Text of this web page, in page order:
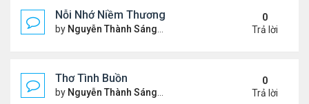
Nỗi Nhớ Niềm Thương Dưới Nắng Tà
by Nguyễn Thành Sáng Thứ 7 Tháng 11 11, 2023 9:48
0
Trả lời
Thơ Tình Buồn
by Nguyễn Thành Sáng Thứ 7 Tháng 11 04, 2023 8:35
0
Trả lời